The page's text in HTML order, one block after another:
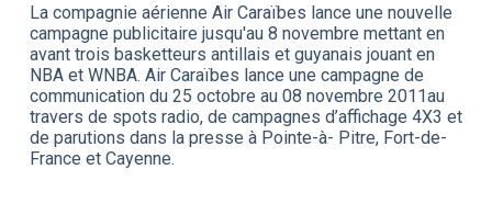
La compagnie aérienne Air Caraïbes lance une nouvelle
campagne publicitaire jusqu'au 8 novembre mettant en
avant trois basketteurs antillais et guyanais jouant en
NBA et WNBA. Air Caraïbes lance une campagne de
communication du 25 octobre au 08 novembre 2011au
travers de spots radio, de campagnes d’affichage 4X3 et
de parutions dans la presse à Pointe-à- Pitre, Fort-de-
France et Cayenne.